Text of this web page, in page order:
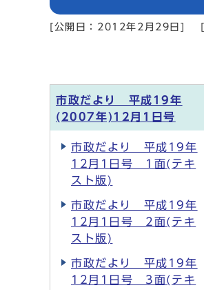
[公開日：2012年2月29日]
市政だより 平成19年
(2007年)12月1日号
市政だより 平成19年
12月1日号 1面(テキ
スト版)
市政だより 平成19年
12月1日号 2面(テキ
スト版)
市政だより 平成19年
12月1日号 3面(テキ